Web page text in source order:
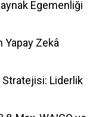
Egemenliği
Yapay Zekâ
Stratejisi: Liderlik